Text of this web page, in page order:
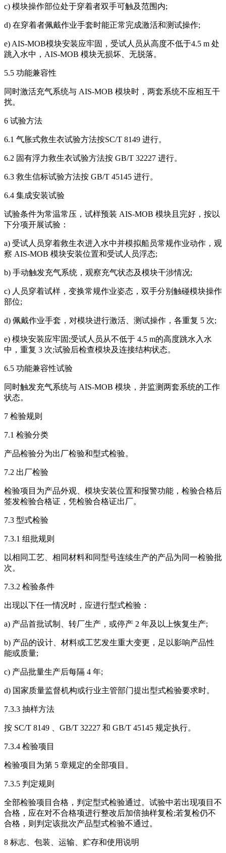
c) 模块操作部位处于穿着者双手可触及范围内;
d) 在穿着者佩戴作业手套时能正常完成激活和测试操作;
e) AIS-MOB模块安装应牢固，受试人员从高度不低于4.5 m 处
跳入水中，AIS-MOB 模块无损坏、无脱落。
5.5 功能兼容性
同时激活充气系统与 AIS-MOB 模块时，两套系统不应相互干
扰。
6 试验方法
6.1 气胀式救生衣试验方法按SC/T 8149 进行。
6.2 固有浮力救生衣试验方法按 GB/T 32227 进行。
6.3 救生信标试验方法按 GB/T 45145 进行。
6.4 集成安装试验
试验条件为常温常压，试样预装 AIS-MOB 模块且完好，按以
下分项开展试验：
a) 受试人员穿着救生衣进入水中并模拟船员常规作业动作，观
察 AIS-MOB 模块安装位置和受试人员浮态;
b) 手动触发充气系统，观察充气状态及模块干涉情况;
c) 人员穿着试样，变换常规作业姿态，双手分别触碰模块操作
部位;
d) 佩戴作业手套，对模块进行激活、测试操作，各重复 5 次;
e) 模块安装应牢固;受试人员从不低于 4.5 m的高度跳水入水
中，重复 3 次;试验后检查模块及连接结构状态。
6.5 功能兼容性试验
同时触发充气系统与 AIS-MOB 模块，并监测两套系统的工作
状态。
7 检验规则
7.1 检验分类
产品检验分为出厂检验和型式检验。
7.2 出厂检验
检验项目为产品外观、模块安装位置和报警功能，检验合格后
签发检验合格证，凭检验合格证出厂。
7.3 型式检验
7.3.1 组批规则
以相同工艺、相同材料和同型号连续生产的产品为同一检验批
次。
7.3.2 检验条件
出现以下任一情况时，应进行型式检验：
a) 产品首批试制、转厂生产，或停产 2 年及以上恢复生产;
b) 产品的设计、材料或工艺发生重大变更，足以影响产品性
能或质量;
c) 产品批量生产后每隔 4 年;
d) 国家质量监督机构或行业主管部门提出型式检验要求时。
7.3.3 抽样方法
按 SC/T 8149 、GB/T 32227 和 GB/T 45145 规定执行。
7.3.4 检验项目
检验项目为第 5 章规定的全部项目。
7.3.5 判定规则
全部检验项目合格，判定型式检验通过。试验中若出现项目不
合格，应在对不合格项进行整改后加倍抽样复检;若复检仍不
合格，则判定该批次产品型式检验不通过。
8 标志、包装、运输、贮存和使用说明